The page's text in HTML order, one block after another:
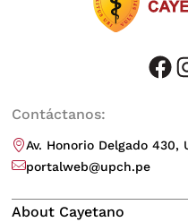
facebook
Contáctanos:
Av. Honorio Delgado
portalweb@upch.pe
About Cayetano